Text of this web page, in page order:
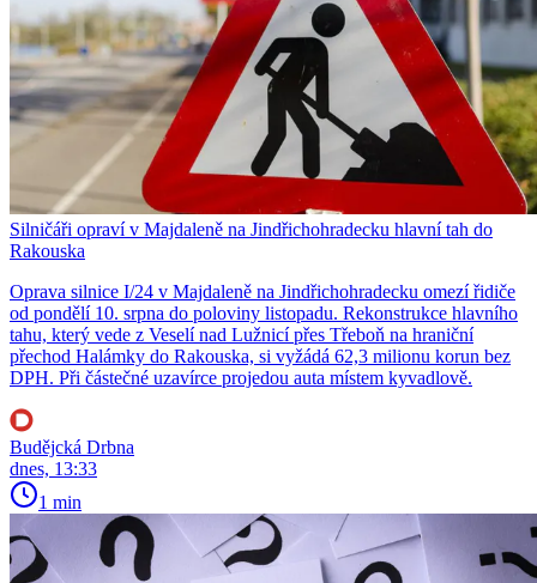
Silničáři opraví v Majdaleně na Jindřichohradecku hlavní tah do
Rakouska
Oprava silnice I/24 v Majdaleně na Jindřichohradecku omezí řidiče
od pondělí 10. srpna do poloviny listopadu. Rekonstrukce hlavního
tahu, který vede z Veselí nad Lužnicí přes Třeboň na hraniční
přechod Halámky do Rakouska, si vyžádá 62,3 milionu korun bez
DPH. Při částečné uzavírce projedou auta místem kyvadlově.
Budějcká Drbna
dnes, 13:33
1 min